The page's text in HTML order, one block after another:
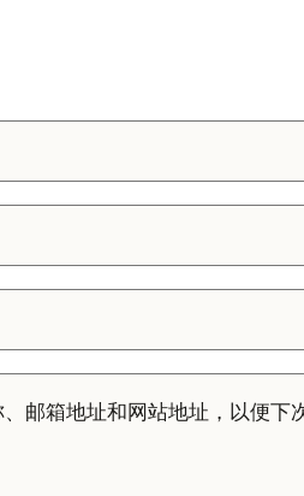
邮箱地址和网站地址，以便下